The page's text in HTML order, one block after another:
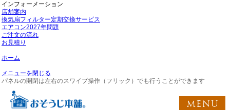
インフォーメーション
店舗案内
換気扇フィルター定期交換サービス
エアコン2027年問題
ご注文の流れ
お見積り
ホーム
メニューを閉じる
パネルの開閉は左右のスワイプ操作（フリック）でも行うことができます